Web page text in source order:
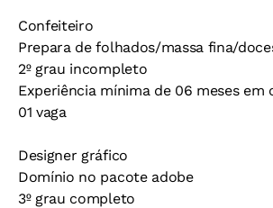
Confeiteiro
Prepara de folhados/massa fina/
2º grau incompleto
Experiência mínima de 06 meses em
01 vaga
Designer gráfico
Domínio no pacote adobe
3º grau completo